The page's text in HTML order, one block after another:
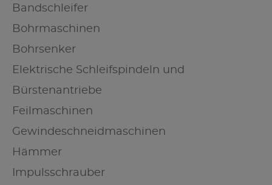
Bandschleifer
Bohrmaschinen
Bohrsenker
Elektrische Schleifspindeln und
Bürstenantriebe
Feilmaschinen
Gewindeschneidmaschinen
Hämmer
Impulsschrauber